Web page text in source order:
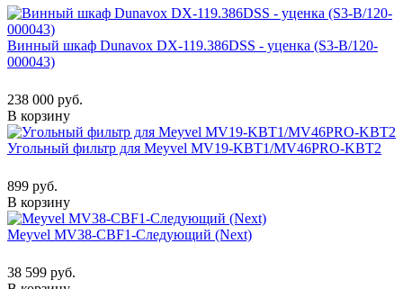
Винный шкаф Dunavox DX-119.386DSS - уценка (S3-B/120-
000043)
238 000 руб.
В корзину
Угольный фильтр для Meyvel MV19-KBT1/MV46PRO-KBT2
899 руб.
В корзину
Meyvel MV38-CBF1-Следующий (Next)
38 599 руб.